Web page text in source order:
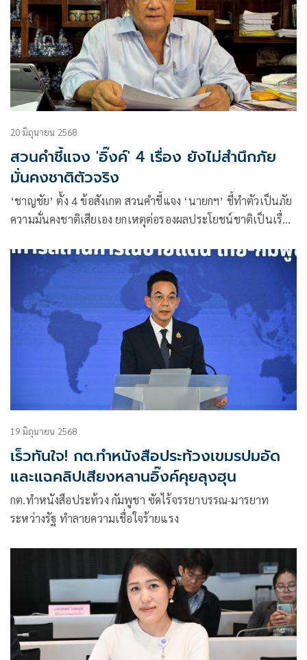
20 มิถุนายน 2568
สวนคำชี้แจง 'อิ๊งค์' 4 เรื่อง ยังไม่สำนึกภัย
มั่นคงชาติตัวจริง
‘ชาญชัย’ ตั้ง 4 ข้อสังเกต สวนคำชี้แจง ‘นายกฯ’ ชี้ทำตัวเป็นภัย
ความมั่นคงชาติเสียเอง ยกเหตุต่อรองผลประโยชน์ชาติเป็นเรื่อง
19 มิถุนายน 2568
เร็วทันใจ! กต.ทำหนังสือประท้วงเขมรปมอัด
และแฉคลิปเสียงหลานอิ๊งค์คุยลุงฮุน
กต.ทำหนังสือประท้วง กัมพูชา ซัดไร้จรรยาบรรณ-มารยาท
ระหว่างรัฐ ทำลายความเชื่อใจร้ายแรง